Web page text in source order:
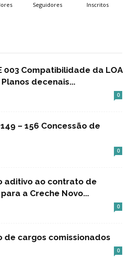
Seguidores Inscritos
003 Compatibilidade da LOA
Planos decenais...
0
– 156 Concessão de
0
aditivo ao contrato de
a Creche Novo...
0
de cargos comissionados
0